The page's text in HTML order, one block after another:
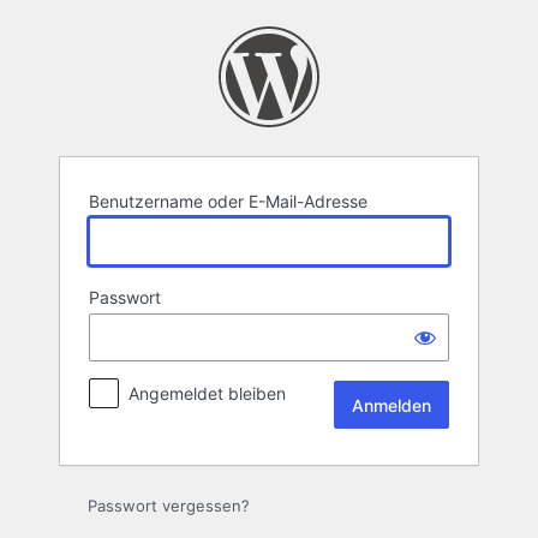
Benutzername oder E-Mail-Adresse
Passwort
Angemeldet bleiben
Passwort vergessen?